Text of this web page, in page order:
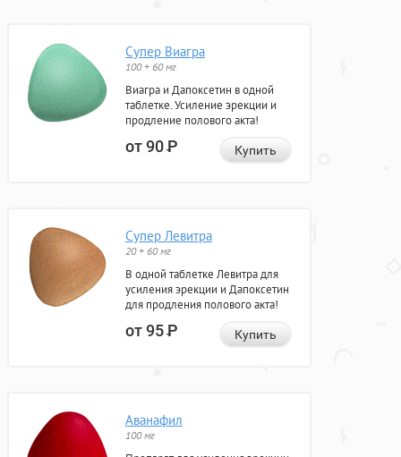
Супер Виагра
100 + 60 мг
Виагра и Дапоксетин в одной
таблетке. Усиление эрекции и
продление полового акта!
от 90Р Купить
Супер Левитра
20 + 60 мг
В одной таблетке Левитра для
усиления эрекции и Дапоксетин
для продления полового акта!
от 95Р Купить
Аванафил
100 мг